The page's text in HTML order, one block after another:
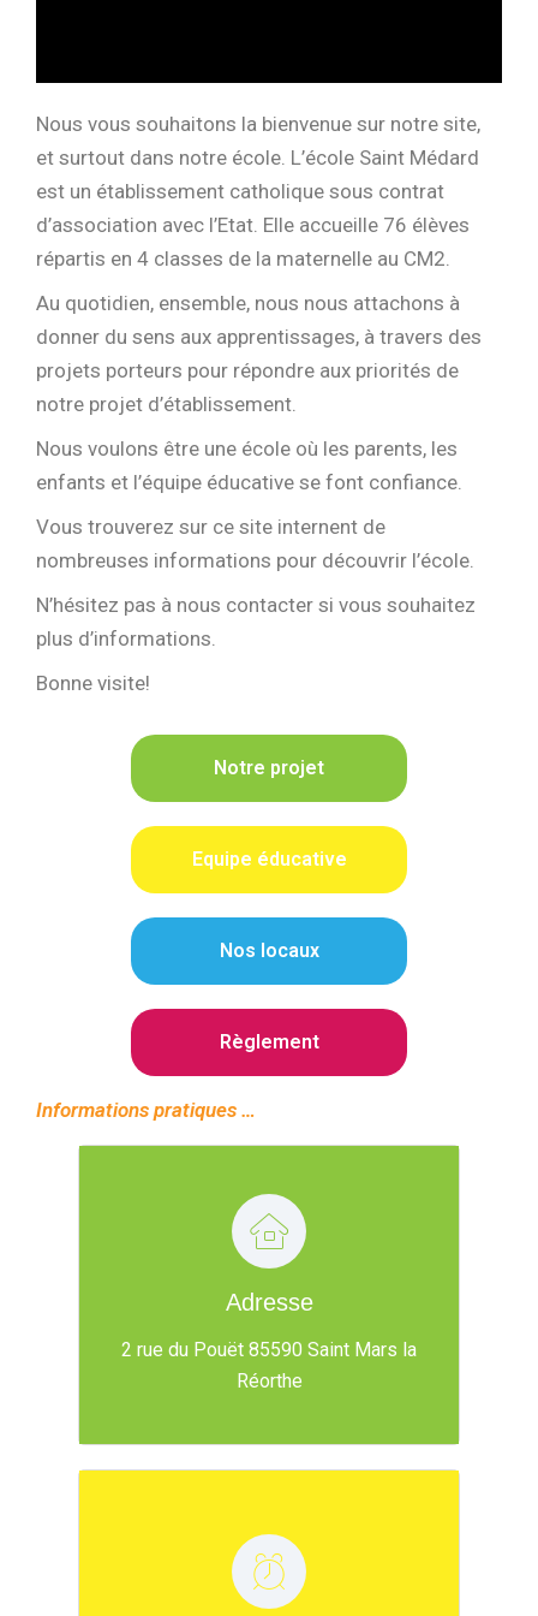
Nous vous souhaitons la bienvenue sur notre site,
et surtout dans notre école. L’école Saint Médard
est un établissement catholique sous contrat
d’association avec l’Etat. Elle accueille 76 élèves
répartis en 4 classes de la maternelle au CM2.
Au quotidien, ensemble, nous nous attachons à
donner du sens aux apprentissages, à travers des
projets porteurs pour répondre aux priorités de
notre projet d’établissement.
Nous voulons être une école où les parents, les
enfants et l’équipe éducative se font confiance.
Vous trouverez sur ce site internent de
nombreuses informations pour découvrir l’école.
N’hésitez pas à nous contacter si vous souhaitez
plus d’informations.
Bonne visite!
Notre projet
Equipe éducative
Nos locaux
Règlement
Informations pratiques …
Adresse
2 rue du Pouët 85590 Saint Mars la
Réorthe
Nous situer ...
Nos horaires